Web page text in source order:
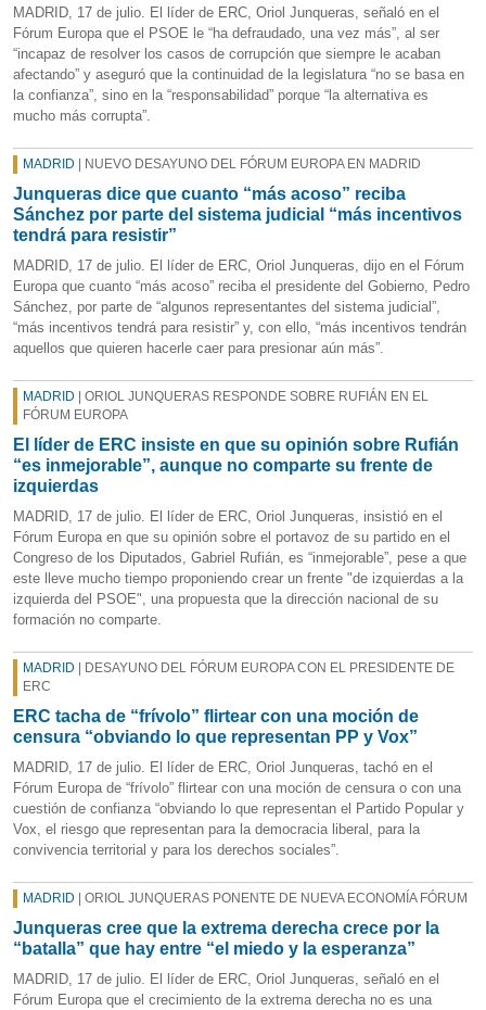
MADRID, 17 de julio. El líder de ERC, Oriol Junqueras, señaló en el
Fórum Europa que el PSOE le “ha defraudado, una vez más”, al ser
“incapaz de resolver los casos de corrupción que siempre le acaban
afectando” y aseguró que la continuidad de la legislatura “no se basa en
la confianza”, sino en la “responsabilidad” porque “la alternativa es
mucho más corrupta”.
MADRID | NUEVO DESAYUNO DEL FÓRUM EUROPA EN MADRID
Junqueras dice que cuanto “más acoso” reciba
Sánchez por parte del sistema judicial “más incentivos
tendrá para resistir”
MADRID, 17 de julio. El líder de ERC, Oriol Junqueras, dijo en el Fórum
Europa que cuanto “más acoso” reciba el presidente del Gobierno, Pedro
Sánchez, por parte de “algunos representantes del sistema judicial”,
“más incentivos tendrá para resistir” y, con ello, “más incentivos tendrán
aquellos que quieren hacerle caer para presionar aún más”.
MADRID | ORIOL JUNQUERAS RESPONDE SOBRE RUFIÁN EN EL
FÓRUM EUROPA
El líder de ERC insiste en que su opinión sobre Rufián
“es inmejorable”, aunque no comparte su frente de
izquierdas
MADRID, 17 de julio. El líder de ERC, Oriol Junqueras, insistió en el
Fórum Europa en que su opinión sobre el portavoz de su partido en el
Congreso de los Diputados, Gabriel Rufián, es “inmejorable”, pese a que
este lleve mucho tiempo proponiendo crear un frente "de izquierdas a la
izquierda del PSOE", una propuesta que la dirección nacional de su
formación no comparte.
MADRID | DESAYUNO DEL FÓRUM EUROPA CON EL PRESIDENTE DE
ERC
ERC tacha de “frívolo” flirtear con una moción de
censura “obviando lo que representan PP y Vox”
MADRID, 17 de julio. El líder de ERC, Oriol Junqueras, tachó en el
Fórum Europa de “frívolo” flirtear con una moción de censura o con una
cuestión de confianza “obviando lo que representan el Partido Popular y
Vox, el riesgo que representan para la democracia liberal, para la
convivencia territorial y para los derechos sociales”.
MADRID | ORIOL JUNQUERAS PONENTE DE NUEVA ECONOMÍA FÓRUM
Junqueras cree que la extrema derecha crece por la
“batalla” que hay entre “el miedo y la esperanza”
MADRID, 17 de julio. El líder de ERC, Oriol Junqueras, señaló en el
Fórum Europa que el crecimiento de la extrema derecha no es una